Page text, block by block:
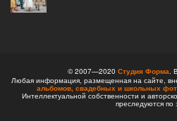
© 2007—2020 Студия Форма .
Любая информация, размещенная на сайте,
альбомов, свадебных и школьных
Интеллектуальной собственности и
преследуются по